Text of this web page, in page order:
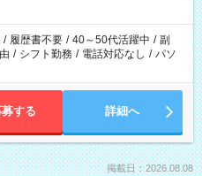
/ 履歴書不要 / 40～50代活躍中 / 副
/ シフト勤務 / 電話対応なし / パソ
募する 詳細へ
掲載日：2026.08.08